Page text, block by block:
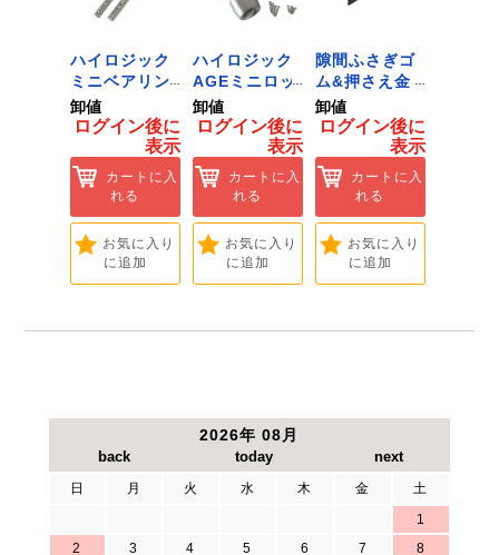
ハイロジック
ミニベアリン
グタイプ 310
ミリ 72958
Hardware]
卸値
ログイン後に
表示
カートに入
れる
お気に入り
に追加
ハイロジック
AGEミニロッ
ク 360W
[Tools &
Hardware]
卸値
ログイン後に
表示
カートに入
れる
お気に入り
に追加
隙間ふさぎゴ
ム&押さえ金
物 72909
卸値
ログイン後に
表示
カートに入
れる
お気に入り
に追加
2026年 08月
日 月 火 水 木 金
土
1
2
3 4 5 6 7
8